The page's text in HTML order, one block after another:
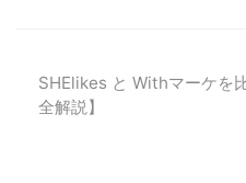
SHElikes と Withマーケを
全解説】